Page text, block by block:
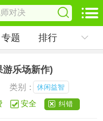
专题 排行
乐场新作)
类别： 休闲益智
安全 纠错